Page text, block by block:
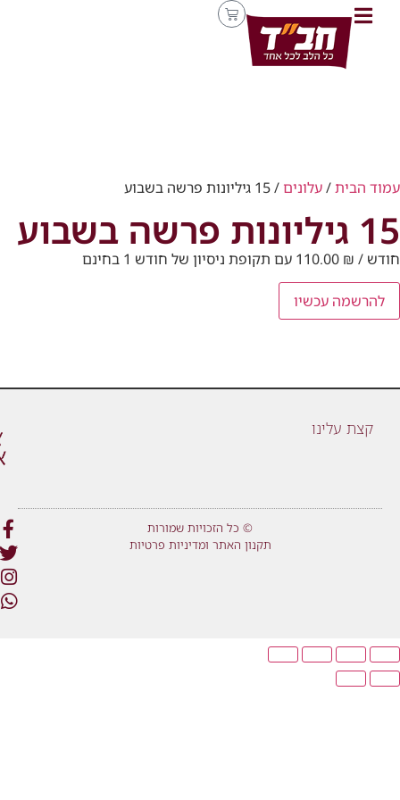
עמוד הבית/עלונים/ 15 גיליונות פרשה בשבוע
15 גיליונות פרשה בשבוע
110.00 ₪ / חודש⁩ עם תקופת ניסיון של ⁦חודש 1⁩ בחינם
להרשמה עכשיו
קצת עלינו
© כל הזכויות שמורות
תקנון האתר ומדיניות פרטיות